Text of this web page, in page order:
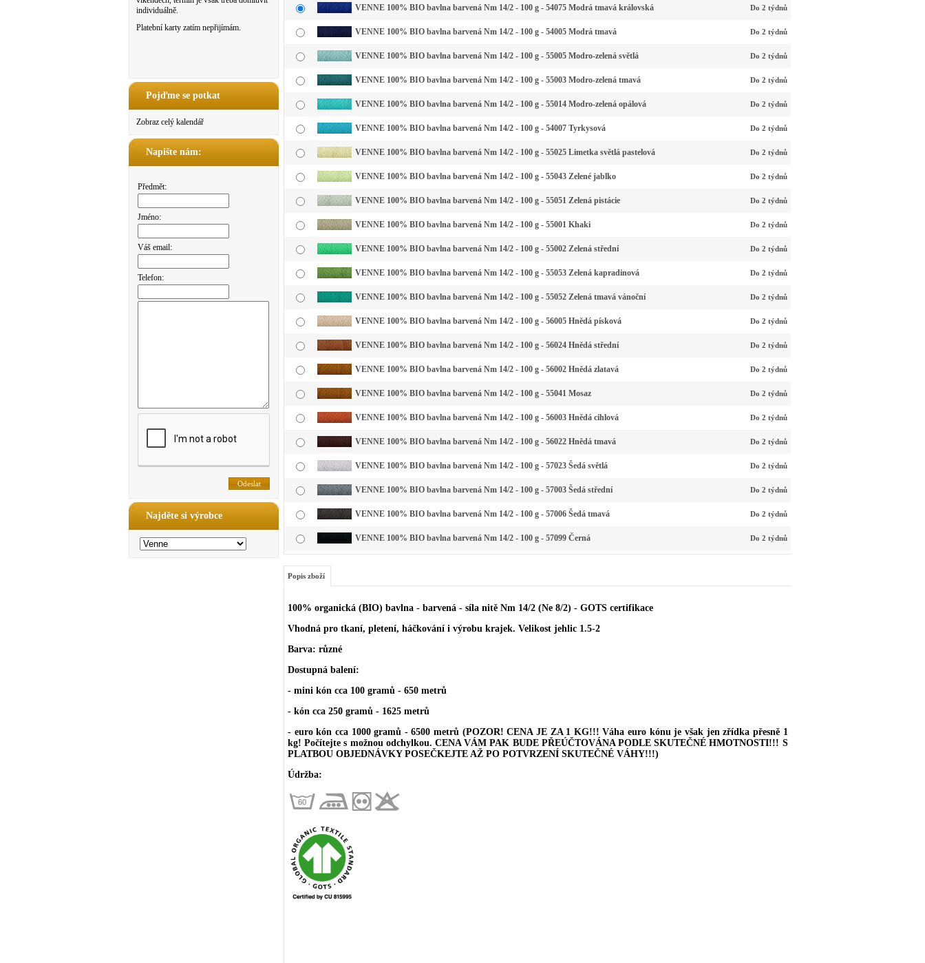
individuálně.
Platební karty zatím nepřijímám.
Pojďme se potkat
Zobraz celý kalendář
Napište nám:
Předmět:
Jméno:
Váš email:
Telefon:
Najděte si výrobce
VENNE 100% BIO bavlna barvená Nm 14/2 - 100 g - 54075 Modrá tmavá královská Do 2 týdnů
VENNE 100% BIO bavlna barvená Nm 14/2 - 100 g - 54005 Modrá tmavá Do 2 týdnů
VENNE 100% BIO bavlna barvená Nm 14/2 - 100 g - 55005 Modro-zelená světlá Do 2 týdnů
VENNE 100% BIO bavlna barvená Nm 14/2 - 100 g - 55003 Modro-zelená tmavá Do 2 týdnů
VENNE 100% BIO bavlna barvená Nm 14/2 - 100 g - 55014 Modro-zelená opálová Do 2 týdnů
VENNE 100% BIO bavlna barvená Nm 14/2 - 100 g - 54007 Tyrkysová Do 2 týdnů
VENNE 100% BIO bavlna barvená Nm 14/2 - 100 g - 55025 Limetka světlá pastelová Do 2 týdnů
VENNE 100% BIO bavlna barvená Nm 14/2 - 100 g - 55043 Zelené jablko Do 2 týdnů
VENNE 100% BIO bavlna barvená Nm 14/2 - 100 g - 55051 Zelená pistácie Do 2 týdnů
VENNE 100% BIO bavlna barvená Nm 14/2 - 100 g - 55001 Khaki Do 2 týdnů
VENNE 100% BIO bavlna barvená Nm 14/2 - 100 g - 55002 Zelená střední Do 2 týdnů
VENNE 100% BIO bavlna barvená Nm 14/2 - 100 g - 55053 Zelená kapradinová Do 2 týdnů
VENNE 100% BIO bavlna barvená Nm 14/2 - 100 g - 55052 Zelená tmavá vánoční Do 2 týdnů
VENNE 100% BIO bavlna barvená Nm 14/2 - 100 g - 56005 Hnědá písková Do 2 týdnů
VENNE 100% BIO bavlna barvená Nm 14/2 - 100 g - 56024 Hnědá střední Do 2 týdnů
VENNE 100% BIO bavlna barvená Nm 14/2 - 100 g - 56002 Hnědá zlatavá Do 2 týdnů
VENNE 100% BIO bavlna barvená Nm 14/2 - 100 g - 55041 Mosaz Do 2 týdnů
VENNE 100% BIO bavlna barvená Nm 14/2 - 100 g - 56003 Hnědá cihlová Do 2 týdnů
VENNE 100% BIO bavlna barvená Nm 14/2 - 100 g - 56022 Hnědá tmavá Do 2 týdnů
VENNE 100% BIO bavlna barvená Nm 14/2 - 100 g - 57023 Šedá světlá Do 2 týdnů
VENNE 100% BIO bavlna barvená Nm 14/2 - 100 g - 57003 Šedá střední Do 2 týdnů
VENNE 100% BIO bavlna barvená Nm 14/2 - 100 g - 57006 Šedá tmavá Do 2 týdnů
VENNE 100% BIO bavlna barvená Nm 14/2 - 100 g - 57099 Černá Do 2 týdnů
Popis zboží
100% organická (BIO) bavlna - barvená - síla nitě Nm 14/2 (Ne 8/2) - GOTS certifikace
Vhodná pro tkaní, pletení, háčkování i výrobu krajek. Velikost jehlic 1.5-2
Barva: různé
Dostupná balení:
- mini kón cca 100 gramů - 650 metrů
- kón cca 250 gramů - 1625 metrů
- euro kón cca 1000 gramů - 6500 metrů (POZOR! CENA JE ZA 1 KG!!! Váha euro kónu je však jen zřídka přesně 1
kg! Počítejte s možnou odchylkou. CENA VÁM PAK BUDE PŘEÚČTOVÁNA PODLE SKUTEČNÉ HMOTNOSTI!!! S
PLATBOU OBJEDNÁVKY POSEČKEJTE AŽ PO POTVRZENÍ SKUTEČNÉ VÁHY!!!)
Údržba: